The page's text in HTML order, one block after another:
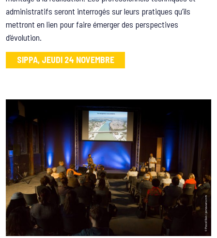
administratifs seront interrogés sur leurs pratiques qu’ils
mettront en lien pour faire émerger des perspectives
d’évolution.
SIPPA, JEUDI 24 NOVEMBRE